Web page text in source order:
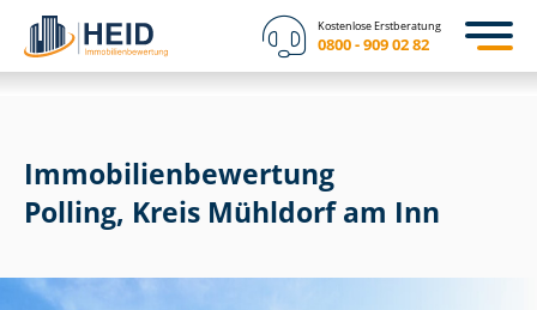
Kostenlose Erstberatung
0800 - 909 02 82
Immobilien­bewertung
Polling, Kreis Mühldorf am Inn